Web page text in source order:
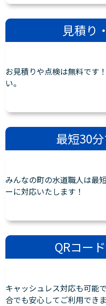
見積り
お見積りや点検は無料です
い。
最短30
みんなの町の水道職人は最
ーに対応いたします！
QRコー
キャッシュレス対応も可能
合でも安心してご利用でき